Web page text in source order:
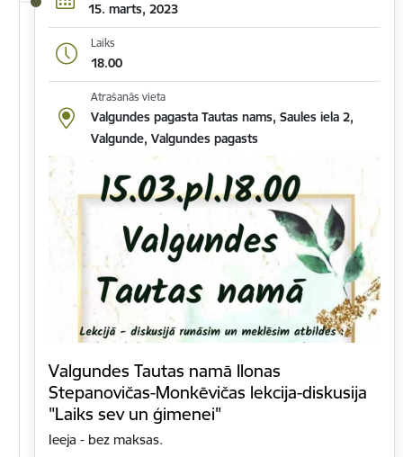
15. marts, 2023
Laiks
18.00
Atrašanās vieta
Valgundes pagasta Tautas nams, Saules iela 2,
Valgunde, Valgundes pagasts
Valgundes Tautas namā Ilonas
Stepanovičas-Monkēvičas lekcija-diskusija
"Laiks sev un ģimenei"
Ieeja - bez maksas.